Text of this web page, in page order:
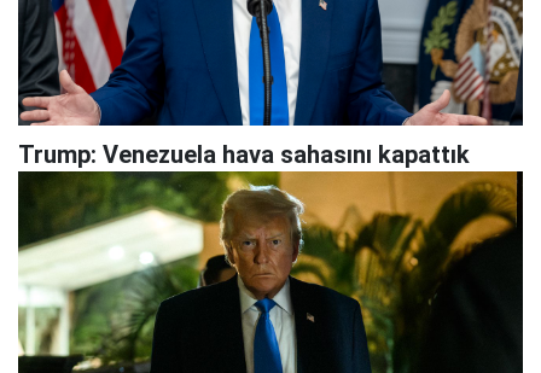
Trump: Venezuela hava sahasını kapattık